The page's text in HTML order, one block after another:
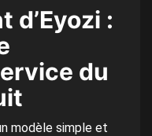
d’Eyozi :
du
modèle simple et